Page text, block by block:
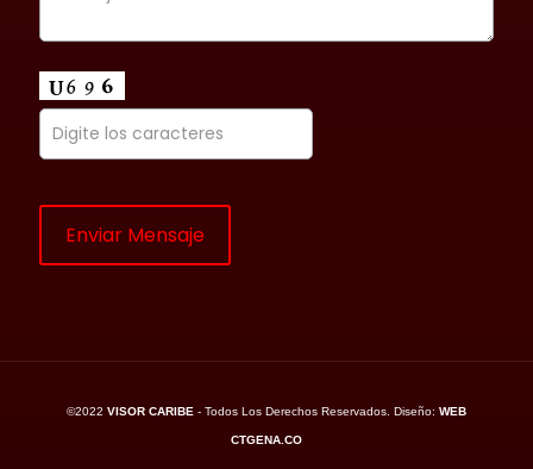
©2022 VISOR CARIBE - Todos Los Derechos Reservados. Diseño: WEB
CTGENA.CO